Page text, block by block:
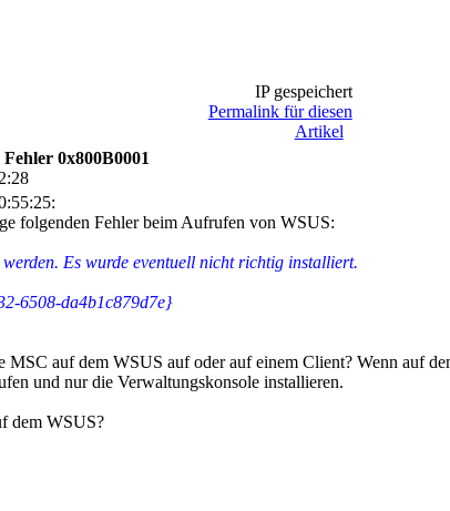
IP gespeichert
Permalink für diesen
Artikel
0x800B0001
folgenden Fehler beim Aufrufen von WSUS:
Es wurde eventuell nicht richtig installiert.
6508-da4b1c879d7e}
MSC auf dem WSUS auf oder auf einem Client? Wenn auf
und nur die Verwaltungskonsole installieren.
dem WSUS?